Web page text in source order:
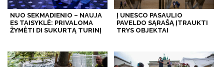
NUO SEKMADIENIO – NAUJA
ES TAISYKLĖ: PRIVALOMA
ŽYMĖTI DI SUKURTĄ TURINĮ
Į UNESCO PASAULIO
PAVELDO SĄRAŠĄ ĮTRAUKTI
TRYS OBJEKTAI